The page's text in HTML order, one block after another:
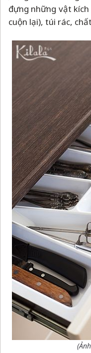
đựng những vật
cuộn lại), túi rác,